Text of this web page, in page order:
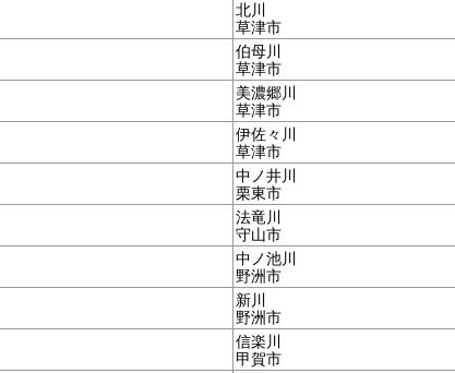
北川
草津市
伯母川
草津市
美濃郷川
草津市
伊佐々川
草津市
中ノ井川
栗東市
法竜川
守山市
中ノ池川
野洲市
新川
野洲市
信楽川
甲賀市